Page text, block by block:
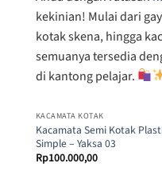
kekinian! Mulai dari
kotak skena, hingga
semuanya tersedia
di kantong pelajar.
KACAMATA KOTAK
Kacamata Semi Kotak
Simple – Yaksa 03
Rp100.000,00